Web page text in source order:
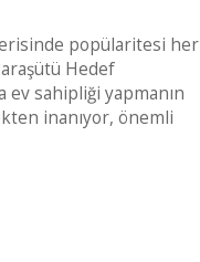
popülaritesi her
Hedef
ev sahipliği yapmanın
inanıyor, önemli